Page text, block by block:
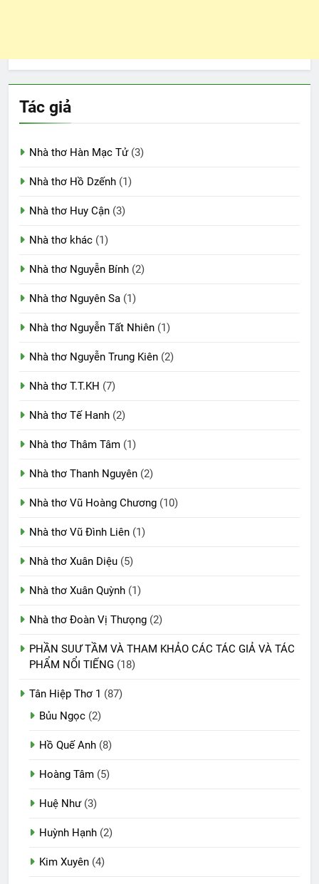
Tác giả
Nhà thơ Hàn Mạc Tử(3)
Nhà thơ Hồ Dzếnh (1)
Nhà thơ Huy Cận (3)
Nhà thơ khác (1)
Nhà thơ Nguyễn Bính (2)
Nhà thơ Nguyên Sa (1)
Nhà thơ Nguyễn Tất Nhiên (1)
Nhà thơ Nguyễn Trung Kiên (2)
Nhà thơ T.T.KH (7)
Nhà thơ Tế Hanh (2)
Nhà thơ Thâm Tâm (1)
Nhà thơ Thanh Nguyên (2)
Nhà thơ Vũ Hoàng Chương (10)
Nhà thơ Vũ Đình Liên (1)
Nhà thơ Xuân Diệu (5)
Nhà thơ Xuân Quỳnh (1)
Nhà thơ Đoàn Vị Thưọng (2)
PHẦN SUƯ TẦM VÀ THAM KHẢO CÁC TÁC GIẢ VÀ TÁC
PHẨM NỔI TIẾNG (18)
Tân Hiệp Thơ 1 (87)
Bủu Ngọc (2)
Hồ Quế Anh (8)
Hoàng Tâm (5)
Huệ Như(3)
Huỳnh Hạnh (2)
Kim Xuyên (4)